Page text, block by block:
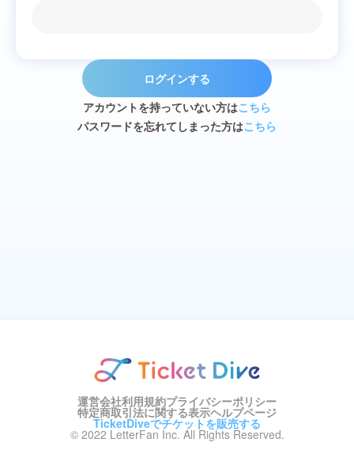
ログインする
アカウントを持っていない方はこちら
パスワードを忘れてしまった方はこちら
運営会社利用規約プライバシーポリシー
特定商取引法に関する表示ヘルプページ
TicketDiveでチケットを販売する
© 2022 LetterFan Inc. All Rights Reserved.